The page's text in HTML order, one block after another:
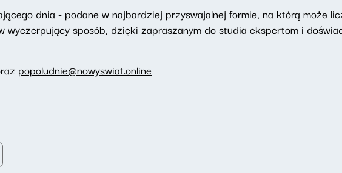
dnia - podane w najbardziej przyswajalnej formie, na którą może
wyczerpujący sposób, dzięki zapraszanym do studia ekspertom i
popoludnie@nowyswiat.online